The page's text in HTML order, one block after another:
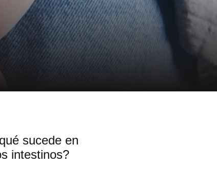
sucede en
intestinos?